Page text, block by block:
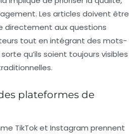
Les articles doivent être
directement aux questions
tout en intégrant des mots-
qu’ils soient toujours visibles
plateformes de
TikTok et Instagram prennent